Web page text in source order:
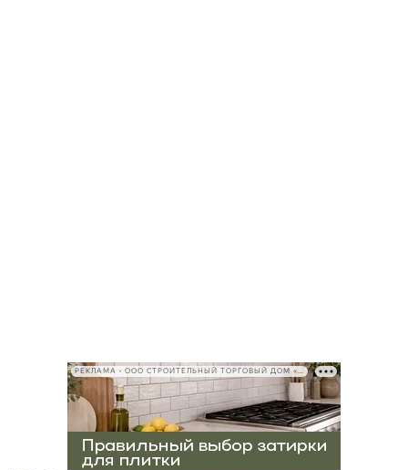
РЕКЛАМА • ООО СТРОИТЕЛЬНЫЙ ТОРГОВЫЙ ДОМ «ПЕТРОВИЧ», ИНН 7802348846